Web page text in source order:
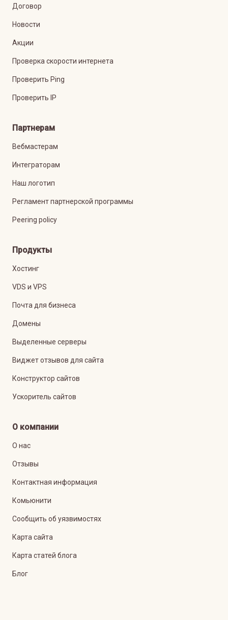
Договор
Новости
Акции
Проверка скорости интернета
Проверить Ping
Проверить IP
Партнерам
Вебмастерам
Интеграторам
Наш логотип
Регламент партнерской программы
Peering policy
Продукты
Хостинг
VDS и VPS
Почта для бизнеса
Домены
Выделенные серверы
Виджет отзывов для сайта
Конструктор сайтов
Ускоритель сайтов
О компании
О нас
Отзывы
Контактная информация
Комьюнити
Сообщить об уязвимостях
Карта сайта
Карта статей блога
Блог